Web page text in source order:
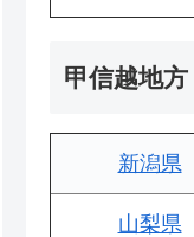
甲信越地方
新潟県
山梨県